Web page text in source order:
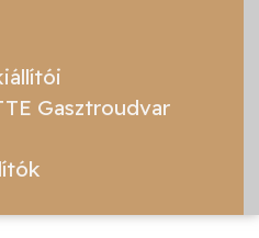
Gasztroudvar